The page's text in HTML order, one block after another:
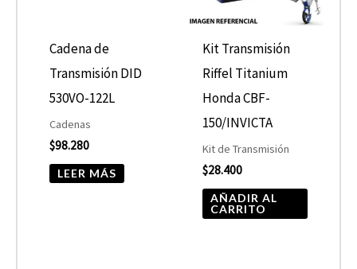
Cadena de
Transmisión DID
530VO-122L
Cadenas
$98.280
LEER MÁS
Kit Transmisión
Riffel Titanium
Honda CBF-
150/INVICTA
Kit de Transmisión
$28.400
AÑADIR AL
CARRITO